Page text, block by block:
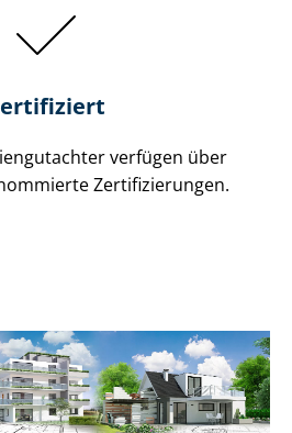
verfügen über
Zer­ti­fi­zie­run­gen.